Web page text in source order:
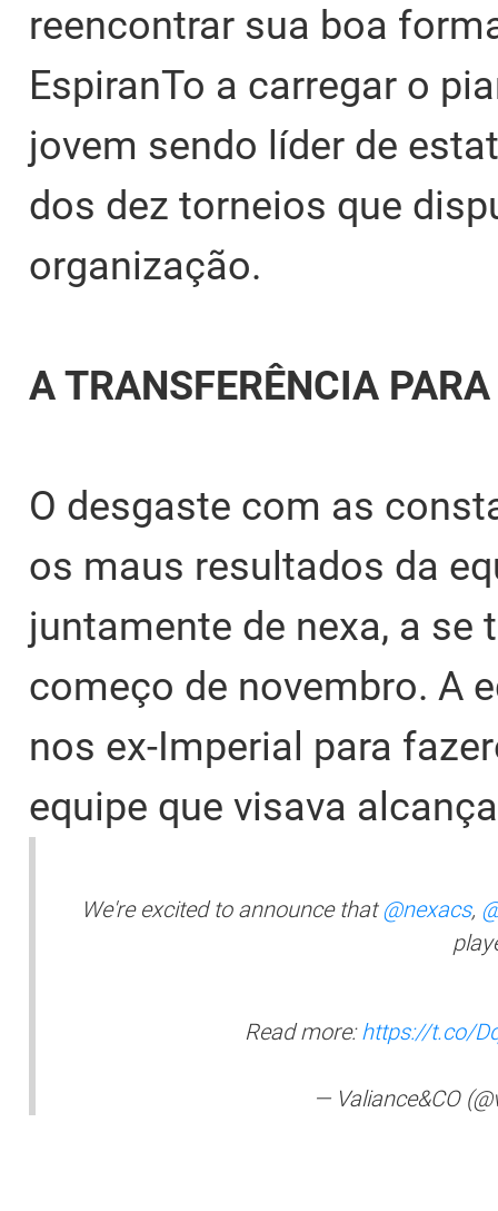
reencontrar sua boa
EspiranTo a carregar o
jovem sendo líder de
dos dez torneios que
organização.
A TRANSFERÊNCIA
O desgaste com as
os maus resultados da
juntamente de nexa, a
começo de novembro. A
nos ex-Imperial para
equipe que visava
We're excited to announce that@nexacs,
Read more:https://t.co/
— Valiance&CO